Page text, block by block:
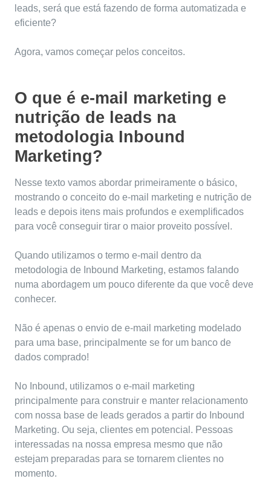
leads, será que está fazendo de forma automatizada e
eficiente?
Agora, vamos começar pelos conceitos.
O que é e-mail marketing e
nutrição de leads na
metodologia Inbound
Marketing?
Nesse texto vamos abordar primeiramente o básico,
mostrando o conceito do e-mail marketing e nutrição de
leads e depois itens mais profundos e exemplificados
para você conseguir tirar o maior proveito possível.
Quando utilizamos o termo e-mail dentro da
metodologia de Inbound Marketing, estamos falando
numa abordagem um pouco diferente da que você deve
conhecer.
Não é apenas o envio de e-mail marketing modelado
para uma base, principalmente se for um banco de
dados comprado!
No Inbound, utilizamos o e-mail marketing
principalmente para construir e manter relacionamento
com nossa base de leads gerados a partir do Inbound
Marketing. Ou seja, clientes em potencial. Pessoas
interessadas na nossa empresa mesmo que não
estejam preparadas para se tornarem clientes no
momento.